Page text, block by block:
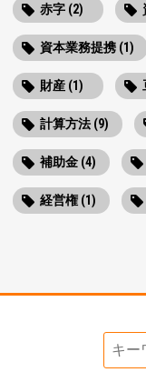
赤字 (2)
資本業務提携 (1)
財産 (1)
計算方法 (9)
補助金 (4)
経営権 (1)